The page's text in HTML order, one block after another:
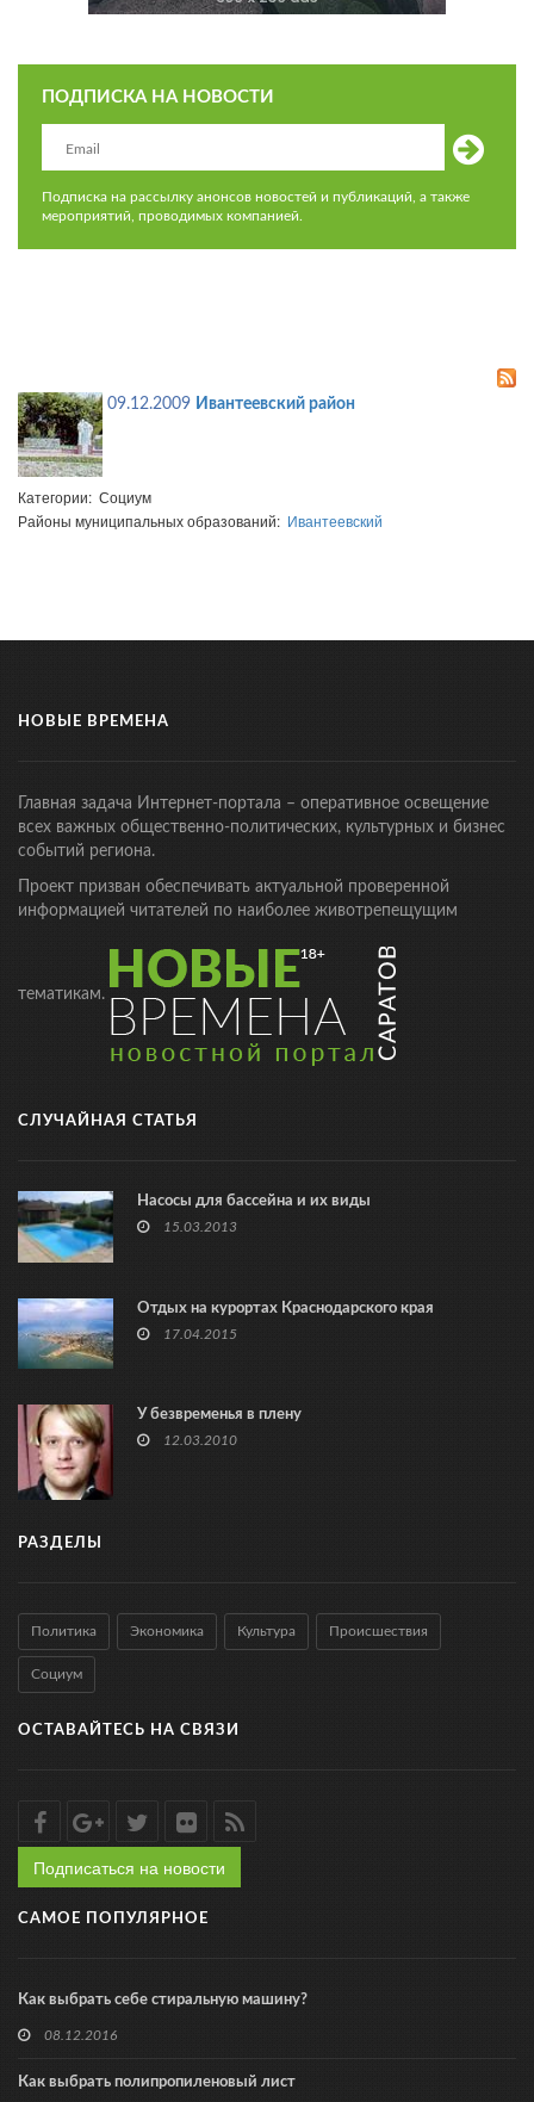
ПОДПИСКА НА НОВОСТИ
Подписка на рассылку анонсов новостей и публикаций, а также
мероприятий, проводимых компанией.
09.12.2009 Ивантеевский район
Категории: Социум
Районы муниципальных образований: Ивантеевский
НОВЫЕ ВРЕМЕНА
Главная задача Интернет-портала – оперативное освещение
всех важных общественно-политических, культурных и бизнес
событий региона.
Проект призван обеспечивать актуальной проверенной
информацией читателей по наиболее животрепещущим
тематикам.
СЛУЧАЙНАЯ СТАТЬЯ
Насосы для бассейна и их виды
15.03.2013
Отдых на курортах Краснодарского края
17.04.2015
У безвременья в плену
12.03.2010
РАЗДЕЛЫ
Политика Экономика Культура Происшествия
Социум
ОСТАВАЙТЕСЬ НА СВЯЗИ
Подписаться на новости
САМОЕ ПОПУЛЯРНОЕ
Как выбрать себе стиральную машину?
08.12.2016
Как выбрать полипропиленовый лист